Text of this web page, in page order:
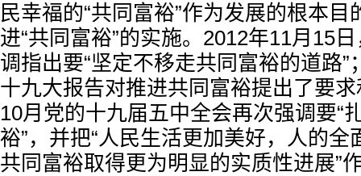
民幸福的“共同富裕”作为发展的根本
进“共同富裕”的实施。2012年11月15
调指出要“坚定不移走共同富裕的道路”
十九大报告对推进共同富裕提出了要
10月党的十九届五中全会再次强调要“
裕”，并把“人民生活更加美好，人的全
共同富裕取得更为明显的实质性进展”